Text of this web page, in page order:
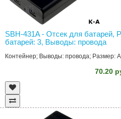
SBH-431A - Отсек для батарей,
батарей: 3, Выводы: провода
Контейнер; Выводы: провода; Размер:
70.20